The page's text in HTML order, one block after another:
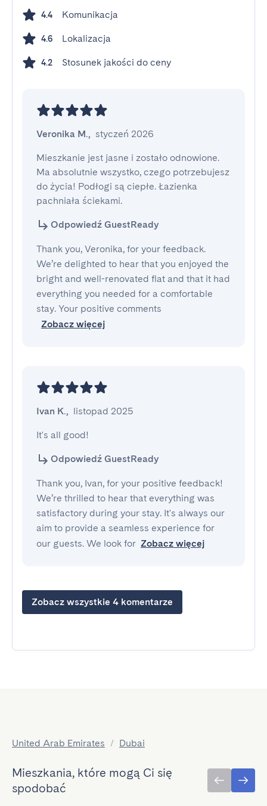
4.4 Komunikacja
4.6 Lokalizacja
4.2 Stosunek jakości do ceny
Veronika M., styczeń 2026
Mieszkanie jest jasne i zostało odnowione.
Ma absolutnie wszystko, czego potrzebujesz
do życia! Podłogi są ciepłe. Łazienka
pachniała ściekami.
Odpowiedź GuestReady
Thank you, Veronika, for your feedback.
We’re delighted to hear that you enjoyed the
bright and well-renovated flat and that it had
everything you needed for a comfortable
stay. Your positive comments
Zobacz więcej
Ivan K., listopad 2025
It's all good!
Odpowiedź GuestReady
Thank you, Ivan, for your positive feedback!
We’re thrilled to hear that everything was
satisfactory during your stay. It's always our
aim to provide a seamless experience for
our guests. We look for Zobacz więcej
Zobacz wszystkie 4 komentarze
United Arab Emirates / Dubai
Mieszkania, które mogą Ci się
spodobać